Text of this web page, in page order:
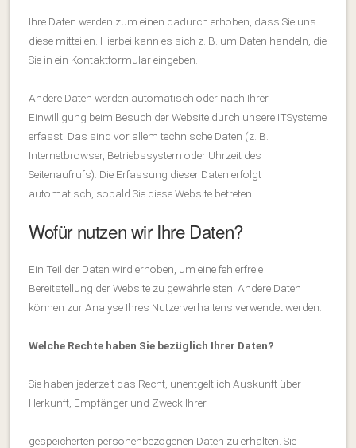
Ihre Daten werden zum einen dadurch erhoben, dass Sie uns
diese mitteilen. Hierbei kann es sich z. B. um Daten handeln, die
Sie in ein Kontaktformular eingeben.
Andere Daten werden automatisch oder nach Ihrer
Einwilligung beim Besuch der Website durch unsere ITSysteme
erfasst. Das sind vor allem technische Daten (z. B.
Internetbrowser, Betriebssystem oder Uhrzeit des
Seitenaufrufs). Die Erfassung dieser Daten erfolgt
automatisch, sobald Sie diese Website betreten.
Wofür nutzen wir Ihre Daten?
Ein Teil der Daten wird erhoben, um eine fehlerfreie
Bereitstellung der Website zu gewährleisten. Andere Daten
können zur Analyse Ihres Nutzerverhaltens verwendet werden.
Welche Rechte haben Sie bezüglich Ihrer Daten?
Sie haben jederzeit das Recht, unentgeltlich Auskunft über
Herkunft, Empfänger und Zweck Ihrer
gespeicherten personenbezogenen Daten zu erhalten. Sie